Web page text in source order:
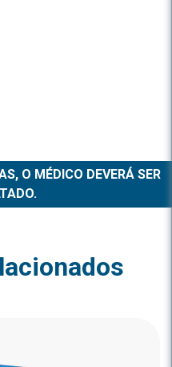
O MÉDICO DEVERÁ SER